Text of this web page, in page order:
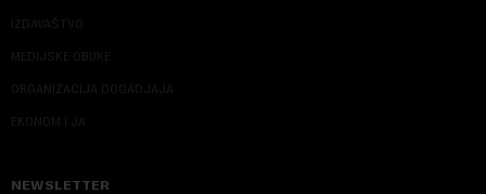
IZDAVAŠTVO
MEDIJSKE OBUKE
ORGANIZACIJA DOGADJAJA
EKONOM I JA
NEWSLETTER